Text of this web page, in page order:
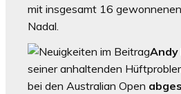
mit insgesamt 16
Nadal.
Andy
seiner anhaltenden
bei den Australian Open